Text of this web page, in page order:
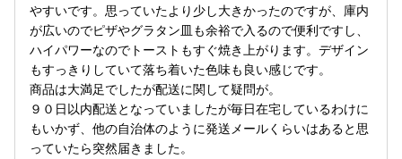
やすいです。思っていたより少し大きかったのですが、庫内
が広いのでピザやグラタン皿も余裕で入るので便利ですし、
ハイパワーなのでトーストもすぐ焼き上がります。デザイン
もすっきりしていて落ち着いた色味も良い感じです。
商品は大満足でしたが配送に関して疑問が。
９０日以内配送となっていましたが毎日在宅しているわけに
もいかず、他の自治体のように発送メールくらいはあると思
っていたら突然届きました。